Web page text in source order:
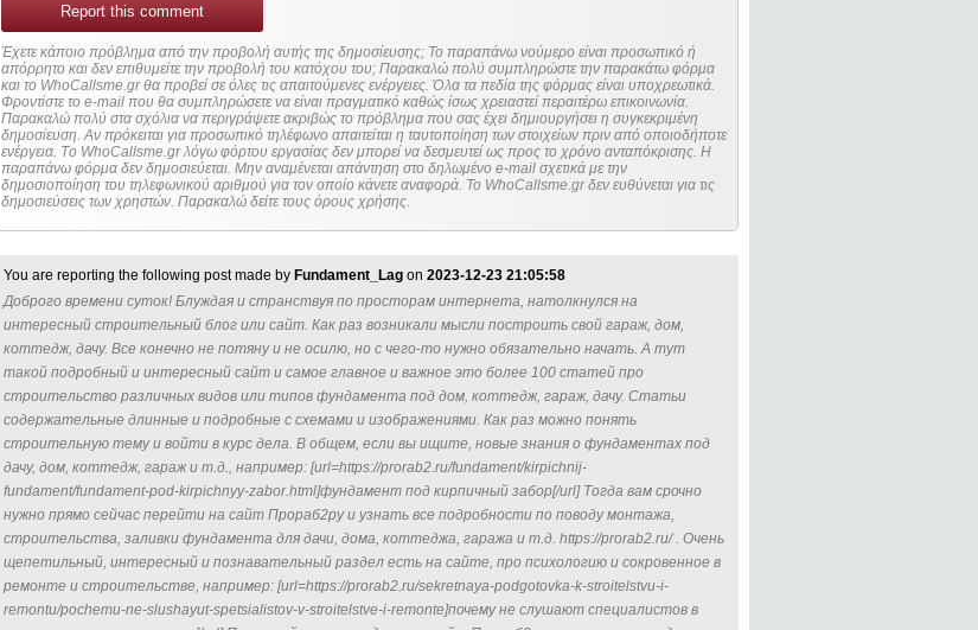
Report this comment
Έχετε κάποιο πρόβλημα από την προβολή αυτής της δημοσίευσης; Το παραπάνω νούμερο είναι προσωπικό ή
απόρρητο και δεν επιθυμείτε την προβολή του κατόχου του; Παρακαλώ πολύ συμπληρώστε την παρακάτω φόρμα
και το WhoCallsme.gr θα προβεί σε όλες τις απαιτούμενες ενέργειες. Όλα τα πεδία της φόρμας είναι υποχρεωτικά.
Φροντίστε το e-mail που θα συμπληρώσετε να είναι πραγματικό καθώς ίσως χρειαστεί περαιτέρω επικοινωνία.
Παρακαλώ πολύ στα σχόλια να περιγράψετε ακριβώς το πρόβλημα που σας έχει δημιουργήσει η συγκεκριμένη
δημοσίευση. Αν πρόκειται για προσωπικό τηλέφωνο απαιτείται η ταυτοποίηση των στοιχείων πριν από οποιοδήποτε
ενέργεια. Τo WhoCallsme.gr λόγω φόρτου εργασίας δεν μπορεί να δεσμευτεί ως προς το χρόνο ανταπόκρισης. Η
παραπάνω φόρμα δεν δημοσιεύεται. Μην αναμένεται απάντηση στο δηλωμένο e-mail σχετικά με την
δημοσιοποίηση του τηλεφωνικού αριθμού για τον οποίο κάνετε αναφορά. Το WhoCallsme.gr δεν ευθύνεται για τις
δημοσιεύσεις των χρηστών. Παρακαλώ δείτε τους όρους χρήσης.
You are reporting the following post made by Fundament_Lag on 2023-12-23 21:05:58
Доброго времени суток! Блуждая и странствуя по просторам интернета, натолкнулся на
интересный строительный блог или сайт. Как раз возникали мысли построить свой гараж, дом,
коттедж, дачу. Все конечно не потяну и не осилю, но с чего-то нужно обязательно начать. А тут
такой подробный и интересный сайт и самое главное и важное это более 100 статей про
строительство различных видов или типов фундамента под дом, коттедж, гараж, дачу. Статьи
содержательные длинные и подробные с схемами и изображениями. Как раз можно понять
строительную тему и войти в курс дела. В общем, если вы ищите, новые знания о фундаментах под
дачу, дом, коттедж, гараж и т.д., например: [url=https://prorab2.ru/fundament/kirpichnij-
fundament/fundament-pod-kirpichnyy-zabor.html]фундамент под кирпичный забор[/url] Тогда вам срочно
нужно прямо сейчас перейти на сайт Прораб2ру и узнать все подробности по поводу монтажа,
строительства, заливки фундамента для дачи, дома, коттеджа, гаража и т.д. https://prorab2.ru/ . Очень
щепетильный, интересный и познавательный раздел есть на сайте, про психологию и сокровенное в
ремонте и строительстве, например: [url=https://prorab2.ru/sekretnaya-podgotovka-k-stroitelstvu-i-
remontu/pochemu-ne-slushayut-spetsialistov-v-stroitelstve-i-remonte]почему не слушают специалистов в